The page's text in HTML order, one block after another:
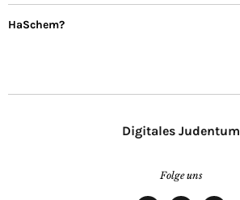
HaSchem?
Digitales Judentum
Folge uns